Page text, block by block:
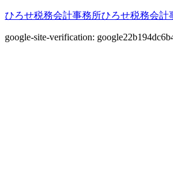
ひろせ税務会計事務所ひろせ税務会計
google-site-verification: